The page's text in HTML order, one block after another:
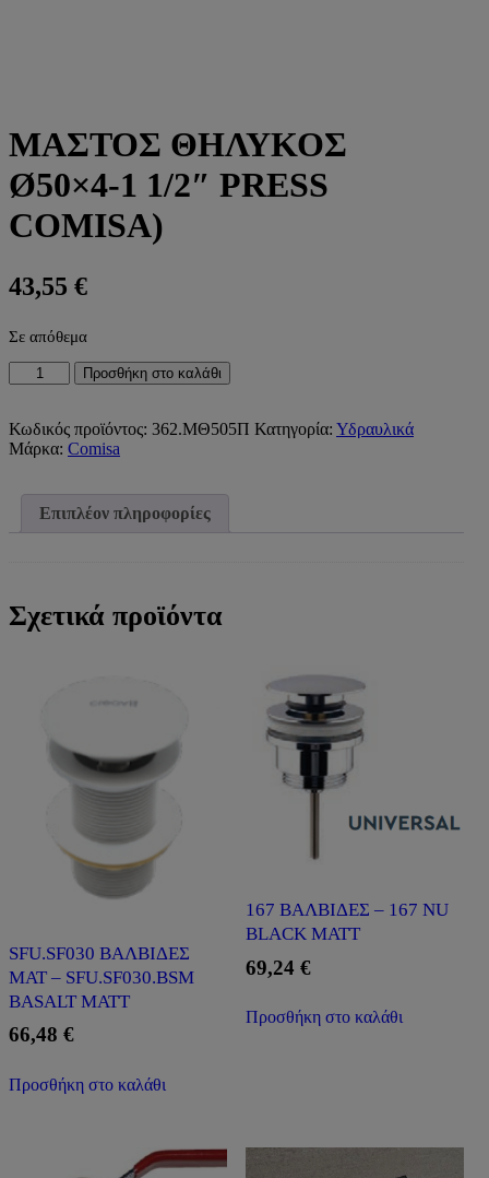
ΜΑΣΤΟΣ ΘΗΛΥΚΟΣ
Ø50×4-1 1/2″ PRESS
COMISA)
43,55 €
Σε απόθεμα
ΜΑΣΤΟΣ
ΘΗΛΥΚΟΣ
1
1/2"
ποσότητα
Προσθήκη στο καλάθι
Κωδικός προϊόντος: 362.ΜΘ505Π Κατηγορία: Υδραυλικά
Μάρκα: Comisa
Επιπλέον πληροφορίες
Σχετικά προϊόντα
SFU.SF030 ΒΑΛΒΙΔΕΣ
ΜΑΤ – SFU.SF030.BSM
BASALT MATT
66,48 €
Προσθήκη στο καλάθι
167 ΒΑΛΒΙΔΕΣ – 167 NU
BLACK MATT
69,24 €
Προσθήκη στο καλάθι